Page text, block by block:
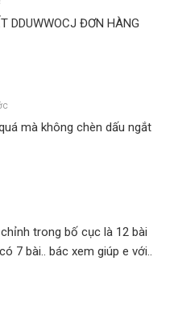
DDUWWOCJ ĐƠN HÀNG
mà không chèn dấu ngắt
trong bố cục là 12 bài
7 bài.. bác xem giúp e với..